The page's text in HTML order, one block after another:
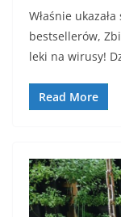
Właśnie
bestsellerów,
leki na wirusy!
Read More